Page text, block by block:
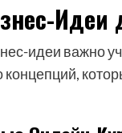
идеи важно